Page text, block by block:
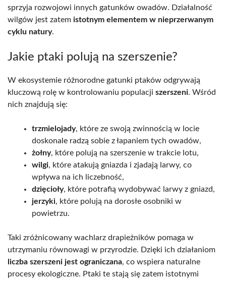
sprzyja rozwojowi innych gatunków owadów. Działalność
wilgów jest zatem istotnym elementem w nieprzerwanym
cyklu natury.
Jakie ptaki polują na szerszenie?
W ekosystemie różnorodne gatunki ptaków odgrywają
kluczową rolę w kontrolowaniu populacji szerszeni. Wśród
nich znajdują się:
trzmielojady, które ze swoją zwinnością w locie
doskonale radzą sobie z łapaniem tych owadów,
żołny, które polują na szerszenie w trakcie lotu,
wilgi, które atakują gniazda i zjadają larwy, co
wpływa na ich liczebność,
dzięcioły, które potrafią wydobywać larwy z gniazd,
jerzyki, które polują na dorosłe osobniki w
powietrzu.
Taki zróżnicowany wachlarz drapieżników pomaga w
utrzymaniu równowagi w przyrodzie. Dzięki ich działaniom
liczba szerszeni jest ograniczana, co wspiera naturalne
procesy ekologiczne. Ptaki te stają się zatem istotnymi